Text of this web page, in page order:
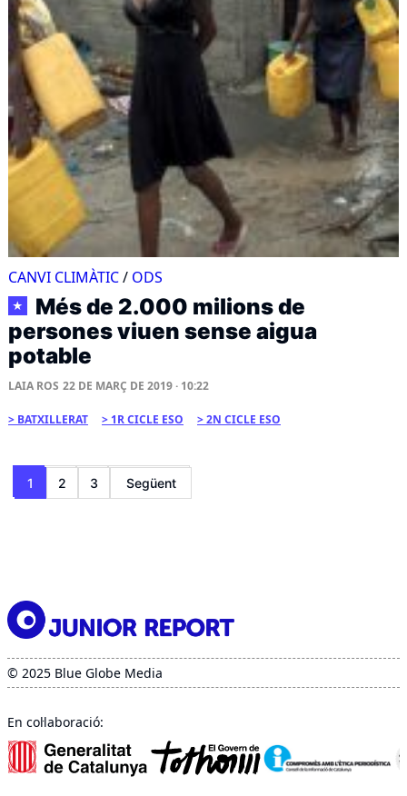
CANVI CLIMÀTIC/ ODS
★
Més de 2.000 milions de
persones viuen sense aigua
potable
LAIA ROS 22 DE MARÇ DE 2019 · 10:22
BATXILLERAT 1R CICLE ESO 2N CICLE ESO
Paginació
de
1 2 3 Següent
© 2025 Blue Globe Media
En col·laboració: